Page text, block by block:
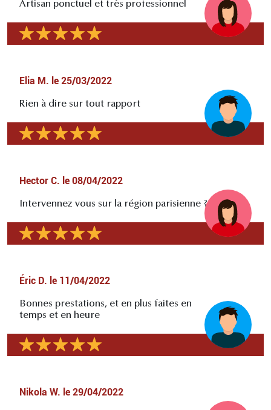
Artisan ponctuel et très professionnel
Elia M. le 25/03/2022
Rien à dire sur tout rapport
Hector C. le 08/04/2022
Intervennez vous sur la région parisienne ?
Éric D. le 11/04/2022
Bonnes prestations, et en plus faites en
temps et en heure
Nikola W. le 29/04/2022